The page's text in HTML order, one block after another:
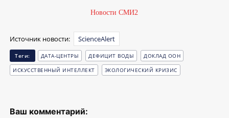
Новости СМИ2
Источник новости: ScienceAlert
Теги: ДАТА-ЦЕНТРЫ ДЕФИЦИТ ВОДЫ
ДОКЛАД ООН
ИСКУССТВЕННЫЙ ИНТЕЛЛЕКТ
ЭКОЛОГИЧЕСКИЙ КРИЗИС
Ваш комментарий: